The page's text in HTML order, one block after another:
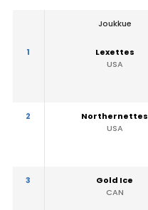
Joukkue
1
Lexettes
USA
2
Northernettes
USA
3
Gold Ice
CAN